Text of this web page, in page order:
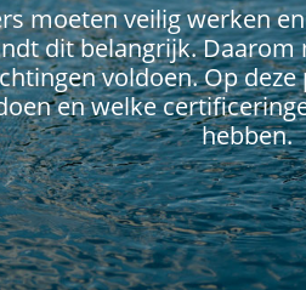
moeten veilig werken
dit belangrijk. Daarom
voldoen. Op
en welke
hebben.